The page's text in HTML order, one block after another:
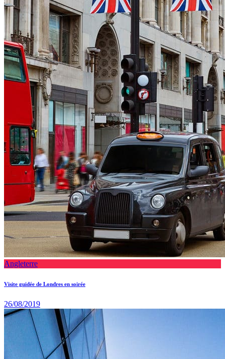
Angleterre
Visite guidée de Londres en soirée
26/08/2019